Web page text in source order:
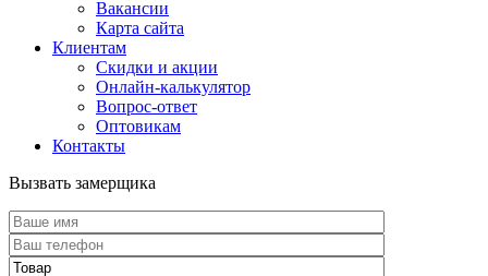
Вакансии
Карта сайта
Клиентам
Скидки и акции
Онлайн-калькулятор
Вопрос-ответ
Оптовикам
Контакты
Вызвать замерщика